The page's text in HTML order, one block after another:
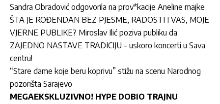
Sandra Obradović odgovorila na prov*kacije Aneline majke
ŠTA JE ROĐENDAN BEZ PJESME, RADOSTI I VAS, MOJE
VJERNE PUBLIKE? Miroslav Ilić poziva publiku da
ZAJEDNO NASTAVE TRADICIJU – uskoro koncerti u Sava
centru!
“Stare dame koje beru koprivu” stižu na scenu Narodnog
pozorišta Sarajevo
MEGAEKSKLUZIVNO! HYPE DOBIO TRAJNU